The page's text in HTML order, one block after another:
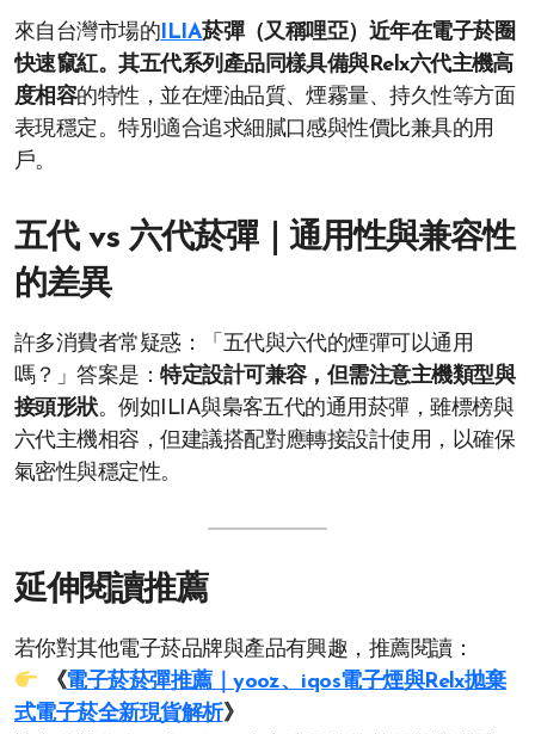
來自台灣市場的ILIA菸彈（又稱哩亞）近年在電子菸圈
快速竄紅。其五代系列產品同樣具備與Relx六代主機高
度相容的特性，並在煙油品質、煙霧量、持久性等方面
表現穩定。特別適合追求細膩口感與性價比兼具的用
戶。
五代 vs 六代菸彈｜通用性與兼容性
的差異
許多消費者常疑惑：「五代與六代的煙彈可以通用
嗎？」答案是：特定設計可兼容，但需注意主機類型與
接頭形狀。例如ILIA與梟客五代的通用菸彈，雖標榜與
六代主機相容，但建議搭配對應轉接設計使用，以確保
氣密性與穩定性。
延伸閱讀推薦
若你對其他電子菸品牌與產品有興趣，推薦閱讀：
《電子菸菸彈推薦｜yooz、iqos電子煙與Relx拋棄
式電子菸全新現貨解析》